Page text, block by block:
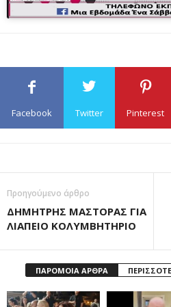
Facebook Twitter Pinterest
Προηγούμενο άρθρο
ΔΗΜΗΤΡΗΣ ΜΑΣΤΟΡΑΣ ΓΙΑ
ΛΙΑΠΕΙΟ ΚΟΛΥΜΒΗΤΗΡΙΟ
ΠΑΡΟΜΟΙΑ ΑΡΘΡΑ